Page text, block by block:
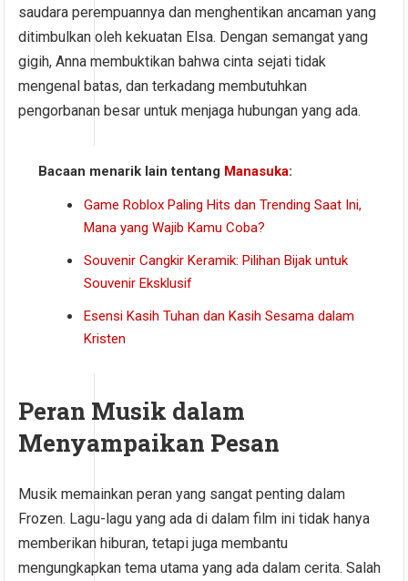
saudara perempuannya dan menghentikan ancaman yang
ditimbulkan oleh kekuatan Elsa. Dengan semangat yang
gigih, Anna membuktikan bahwa cinta sejati tidak
mengenal batas, dan terkadang membutuhkan
pengorbanan besar untuk menjaga hubungan yang ada.
Bacaan menarik lain tentang Manasuka:
Game Roblox Paling Hits dan Trending Saat Ini,
Mana yang Wajib Kamu Coba?
Souvenir Cangkir Keramik: Pilihan Bijak untuk
Souvenir Eksklusif
Esensi Kasih Tuhan dan Kasih Sesama dalam
Kristen
Peran Musik dalam
Menyampaikan Pesan
Musik memainkan peran yang sangat penting dalam
Frozen. Lagu-lagu yang ada di dalam film ini tidak hanya
memberikan hiburan, tetapi juga membantu
mengungkapkan tema utama yang ada dalam cerita. Salah